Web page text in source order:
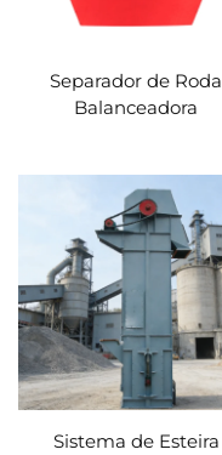
Separador de Roda
Balanceadora
Sistema de Esteira